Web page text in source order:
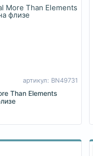
артикул: BN49731
Than Elements